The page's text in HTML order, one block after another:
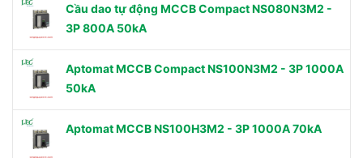
Cầu dao tự động MCCB Compact NS080N3M2 -
3P 800A 50kA
Aptomat MCCB Compact NS100N3M2 - 3P 1000A
50kA
Aptomat MCCB NS100H3M2 - 3P 1000A 70kA